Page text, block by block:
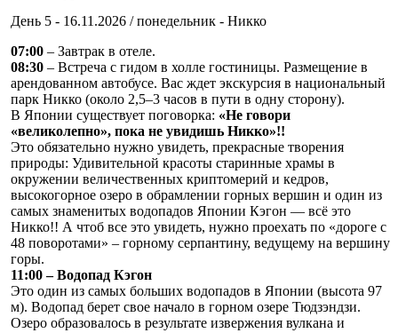
День 5 - 16.11.2026 / понедельник - Никко
07:00 – Завтрак в отеле.
08:30 – Встреча с гидом в холле гостиницы. Размещение в
арендованном автобусе. Вас ждет экскурсия в национальный
парк Никко (около 2,5–3 часов в пути в одну сторону).
В Японии существует поговорка: «Не говори
«великолепно», пока не увидишь Никко»!!
Это обязательно нужно увидеть, прекрасные творения
природы: Удивительной красоты старинные храмы в
окружении величественных криптомерий и кедров,
высокогорное озеро в обрамлении горных вершин и один из
самых знаменитых водопадов Японии Кэгон — всё это
Никко!! А чтоб все это увидеть, нужно проехать по «дороге с
48 поворотами» – горному серпантину, ведущему на вершину
горы.
11:00 – Водопад Кэгон
Это один из самых больших водопадов в Японии (высота 97
м). Водопад берет свое начало в горном озере Тюдзэндзи.
Озеро образовалось в результате извержения вулкана и